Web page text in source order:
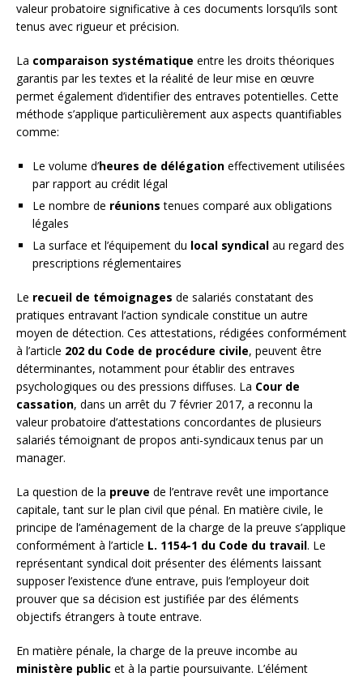
valeur probatoire significative à ces documents lorsqu’ils sont
tenus avec rigueur et précision.
La comparaison systématique entre les droits théoriques
garantis par les textes et la réalité de leur mise en œuvre
permet également d’identifier des entraves potentielles. Cette
méthode s’applique particulièrement aux aspects quantifiables
comme:
Le volume d’heures de délégation effectivement utilisées
par rapport au crédit légal
Le nombre de réunions tenues comparé aux obligations
légales
La surface et l’équipement du local syndical au regard des
prescriptions réglementaires
Le recueil de témoignages de salariés constatant des
pratiques entravant l’action syndicale constitue un autre
moyen de détection. Ces attestations, rédigées conformément
à l’article 202 du Code de procédure civile, peuvent être
déterminantes, notamment pour établir des entraves
psychologiques ou des pressions diffuses. La Cour de
cassation, dans un arrêt du 7 février 2017, a reconnu la
valeur probatoire d’attestations concordantes de plusieurs
salariés témoignant de propos anti-syndicaux tenus par un
manager.
La question de la preuve de l’entrave revêt une importance
capitale, tant sur le plan civil que pénal. En matière civile, le
principe de l’aménagement de la charge de la preuve s’applique
conformément à l’article L. 1154-1 du Code du travail. Le
représentant syndical doit présenter des éléments laissant
supposer l’existence d’une entrave, puis l’employeur doit
prouver que sa décision est justifiée par des éléments
objectifs étrangers à toute entrave.
En matière pénale, la charge de la preuve incombe au
ministère public et à la partie poursuivante. L’élément